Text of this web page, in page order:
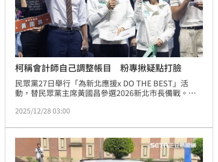
柯稱會計師自己調整帳目 粉專揪疑點打臉
民眾黨27日舉行「為新北應援x DO THE BEST」活
動，替民眾黨主席黃國昌參選2026新北市長備戰。前
時稱，「花錢雇一個會計師，結果他竟然會自己調整帳
再流去你柯文哲戶頭？那麼好，都你獲利？根本是上下
其手中飽私囊，最後搞出一堆爛帳。
2025/12/28 03:00